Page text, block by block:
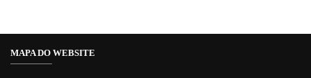
MAPA DO WEBSITE